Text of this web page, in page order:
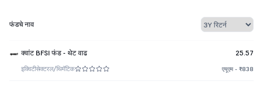
फंडचे नाव
क्वांट BFSI फंड - थेट वाढ 25.57
इक्विटीसेक्टरल/थिमॅटिक एयूएम - ₹838